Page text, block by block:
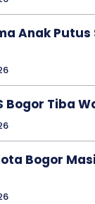
Anak Putus
Bogor Tiba
Bogor